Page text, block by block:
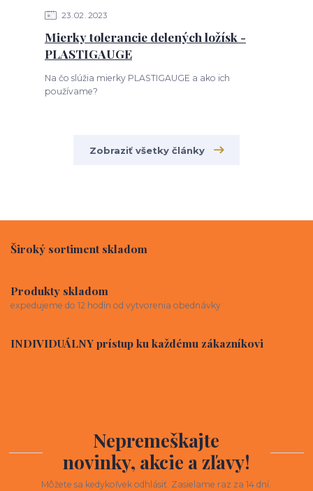
23 02 2023
Mierky tolerancie delených ložísk -
PLASTIGAUGE
Na čo slúžia mierky PLASTIGAUGE a ako ich
používame?
Zobraziť všetky články
Široký sortiment skladom
Produkty skladom
expedujeme do 12 hodín od vytvorenia obednávky
INDIVIDUÁLNY prístup ku každému zákazníkovi
Nepremeškajte
novinky, akcie a zľavy!
Môžete sa kedykoľvek odhlásiť. Zasielame raz za 14 dní.